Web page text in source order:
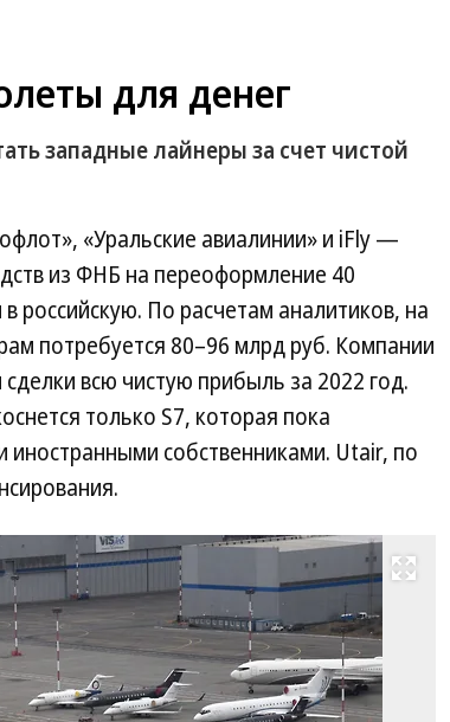
для денег
западные лайнеры за счет чистой
«Уральские авиалинии» и iFly —
из ФНБ на переоформление 40
российскую. По расчетам аналитиков, на
потребуется 80–96 млрд руб. Компании
всю чистую прибыль за 2022 год.
только S7, которая пока
собственниками. Utair, по
Развернуть на весь экран